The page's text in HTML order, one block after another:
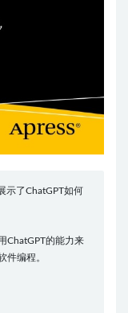
示了ChatGPT如何
ChatGPT的能力来
件编程。